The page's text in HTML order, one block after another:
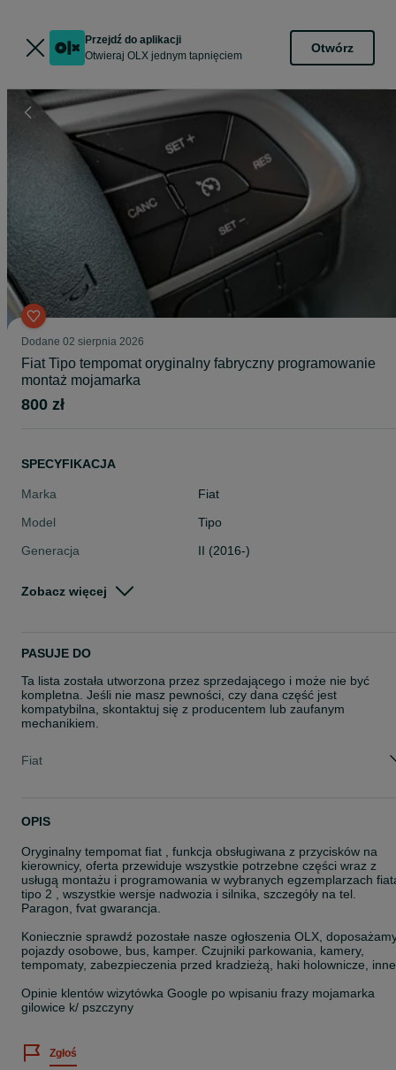
Przejdź do aplikacji
Otwieraj OLX jednym tapnięciem
Otwórz
Dodane 02 sierpnia 2026
Fiat Tipo tempomat oryginalny fabryczny programowanie
montaż mojamarka
800 zł
SPECYFIKACJA
Marka
Fiat
Model
Tipo
Generacja
II (2016-)
Stan
Rodzaj
Pozostałe części samochodowe
Zobacz więcej
PASUJE DO
Ta lista została utworzona przez sprzedającego i może nie być
kompletna. Jeśli nie masz pewności, czy dana część jest
kompatybilna, skontaktuj się z producentem lub zaufanym
mechanikiem.
Fiat
OPIS
Oryginalny tempomat fiat , funkcja obsługiwana z przycisków na
kierownicy, oferta przewiduje wszystkie potrzebne części wraz z
usługą montażu i programowania w wybranych egzemplarzach
tipo 2 , wszystkie wersje nadwozia i silnika, szczegóły na tel.
Paragon, fvat gwarancja.
Koniecznie sprawdź pozostałe nasze ogłoszenia OLX,
pojazdy osobowe, bus, kamper. Czujniki parkowania, kamery,
tempomaty, zabezpieczenia przed kradzieżą, haki holownicze, inne
Opinie klentów wizytówka Google po wpisaniu frazy mojamarka
gilowice k/ pszczyny
Zgłoś